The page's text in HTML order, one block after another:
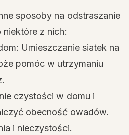
sposoby na odstraszanie
z nich:
Umieszczanie siatek na
pomóc w utrzymaniu
czystości w domu i
obecność owadów.
i nieczystości.